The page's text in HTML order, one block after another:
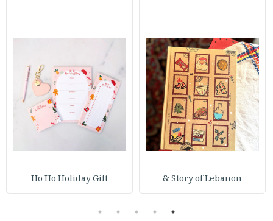
Story of Lebanon &
Ho Ho Holiday Gift
1
2
3
4
5